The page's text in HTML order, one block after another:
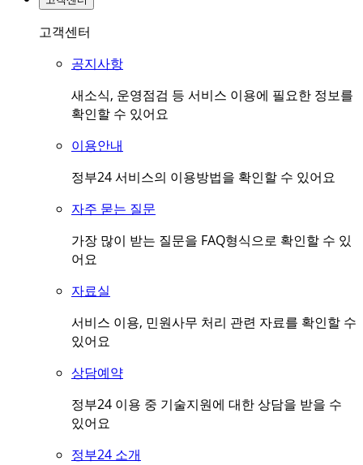
고객센터
공지사항
새소식, 운영점검 등 서비스 이용에 필요한 정보를
확인할 수 있어요
이용안내
정부24 서비스의 이용방법을 확인할 수 있어요
자주 묻는 질문
가장 많이 받는 질문을 FAQ형식으로 확인할 수 있
어요
자료실
서비스 이용, 민원사무 처리 관련 자료를 확인할 수
있어요
상담예약
정부24 이용 중 기술지원에 대한 상담을 받을 수
있어요
정부24 소개